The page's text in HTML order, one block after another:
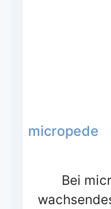
micropede
Bei